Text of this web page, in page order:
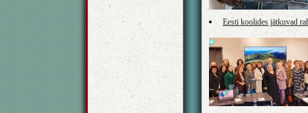
Eesti koolides jätkuvad